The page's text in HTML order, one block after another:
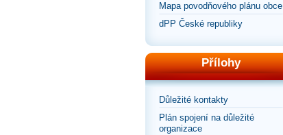
Mapa povodňového plánu obce
dPP České republiky
Přílohy
Důležité kontakty
Plán spojení na důležité
organizace